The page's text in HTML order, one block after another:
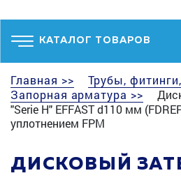
КАТАЛОГ ТОВАРОВ
Главная >>
Трубы,
Запорная арматура >>
"Serie H" EFFAST d110 мм
уплотнением FPM
ДИСКОВЫЙ